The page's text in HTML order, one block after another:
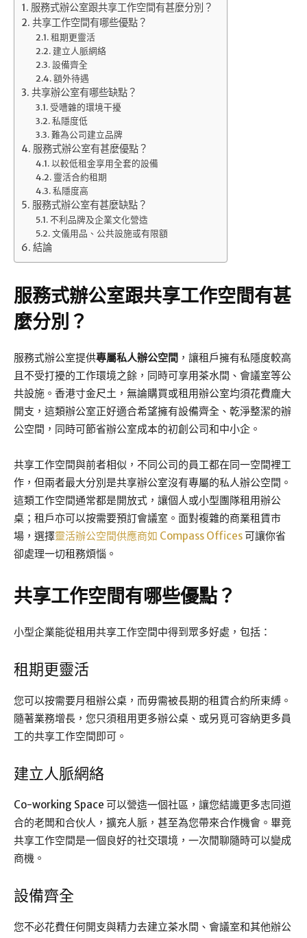
服務式辦公室跟共享工作空間有甚麼分別？
共享工作空間有哪些優點？
租期更靈活
建立人脈網絡
設備齊全
額外待遇
共享辦公室有哪些缺點？
受嘈雜的環境干擾
私隱度低
難為公司建立品牌
服務式辦公室有甚麼優點？
以較低租金享用全套的設備
靈活合約租期
私隱度高
服務式辦公室有甚麼缺點？
不利品牌及企業文化營造
文儀用品、公共設施或有限額
結論
服務式辦公室跟共享工作空間有甚
麼分別？
服務式辦公室提供專屬私人辦公空間 ，讓租戶擁有私隱度較高
且不受打擾的工作環境之餘，同時可享用茶水間、會議室等公
共設施。香港寸金尺土，無論購買或租用辦公室均須花費龐大
開支，這類辦公室正好適合希望擁有設備齊全、乾淨整潔的辦
公空間，同時可節省辦公室成本的初創公司和中小企。
共享工作空間與前者相似，不同公司的員工都在同一空間裡工
作，但兩者最大分別是共享辦公室沒有專屬的私人辦公空間。
這類工作空間通常都是開放式，讓個人或小型團隊租用辦公
桌；租戶亦可以按需要預訂會議室。面對複雜的商業租賃市
場，選擇靈活辦公空間供應商如 Compass Offices可讓你省
卻處理一切租務煩惱。
共享工作空間有哪些優點？
小型企業能從租用共享工作空間中得到眾多好處，包括：
租期更靈活
您可以按需要月租辦公桌，而毋需被長期的租賃合約所束縛。
隨著業務增長，您只須租用更多辦公桌、或另覓可容納更多員
工的共享工作空間即可。
建立人脈網絡
Co-working Space 可以營造一個社區，讓您結識更多志同道
合的老闆和合伙人，擴充人脈，甚至為您帶來合作機會。畢竟
共享工作空間是一個良好的社交環境，一次閒聊隨時可以變成
商機。
設備齊全
您不必花費任何開支與精力去建立茶水間、會議室和其他辦公